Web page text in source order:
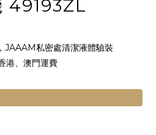
49193ZL
JAAAM私密處清潔液體驗裝
港、澳門運費